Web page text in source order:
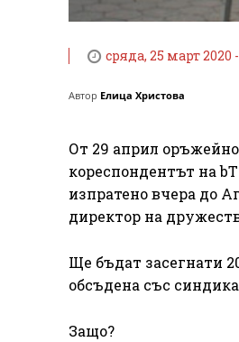
сряда, 25 март 2020 -
Автор Елица Христова
От 29 април
кореспондентът на
изпратено вчера до
директор на
Ще бъдат засегнати
обсъдена със
Защо?